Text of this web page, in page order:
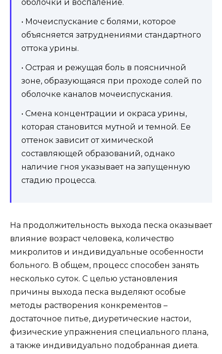
оболочки и воспаление.
• Мочеиспускание с болями, которое
объясняется затруднениями стандартного
оттока урины.
• Острая и режущая боль в поясничной
зоне, образующаяся при проходе солей по
оболочке каналов мочеиспускания.
• Смена концентрации и окраса урины,
которая становится мутной и темной. Ее
оттенок зависит от химической
составляющей образований, однако
наличие гноя указывает на запущенную
стадию процесса.
На продолжительность выхода песка оказывает
влияние возраст человека, количество
микролитов и индивидуальные особенности
больного. В общем, процесс способен занять
несколько суток. С целью установления
причины выхода песка выделяют особые
методы растворения конкрементов –
достаточное питье, диуретические настои,
физические упражнения специального плана,
а также индивидуально подобранная диета.